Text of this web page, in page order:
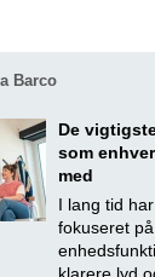
Barco
De
som
med
I lang tid
fokuseret
klarere lyd